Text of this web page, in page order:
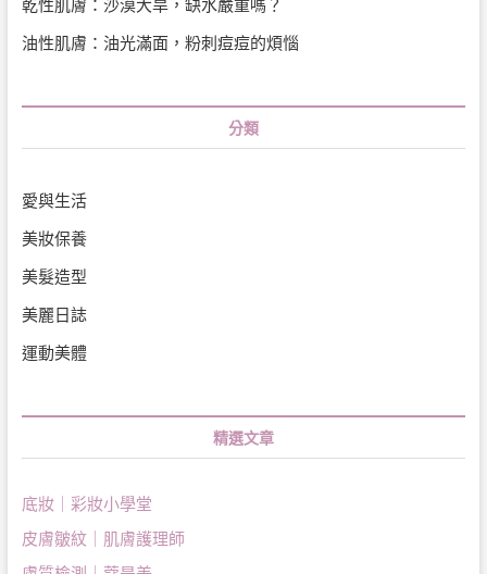
乾性肌膚：沙漠大旱，缺水嚴重嗎？
油性肌膚：油光滿面，粉刺痘痘的煩惱
分類
愛與生活
美妝保養
美髮造型
美麗日誌
運動美體
精選文章
底妝｜彩妝小學堂
皮膚皺紋｜肌膚護理師